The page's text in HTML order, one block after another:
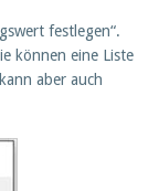
festlegen“.
können eine Liste
aber auch